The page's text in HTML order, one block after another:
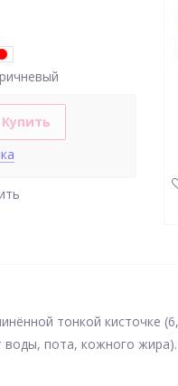
Купить
жидкая
черный)
2 379 р.
тонкой кисточке
воды, пота, кожного жира).